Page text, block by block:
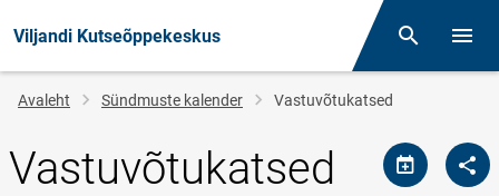
Viljandi Kutseõppekeskus Otsing
Jälglink
Avaleht Sündmuste kalender Vastuvõtukatsed
Vastuvõtukatsed